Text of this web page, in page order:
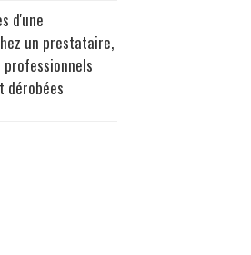
d'une
un prestataire,
professionnels
dérobées